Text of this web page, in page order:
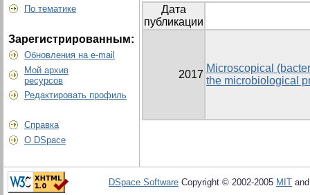
По тематике
Зарегистрированным:
Обновления на e-mail
Мой архив
ресурсов
Редактировать профиль
Справка
О DSpace
Дата
публикации
2017
Microscopical
the microbiological
DSpace Software Copyright © 2002-2005 MIT